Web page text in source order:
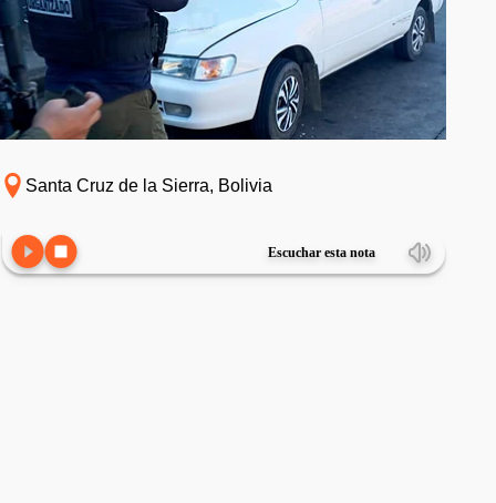
Santa Cruz de la Sierra, Bolivia
Escuchar esta nota